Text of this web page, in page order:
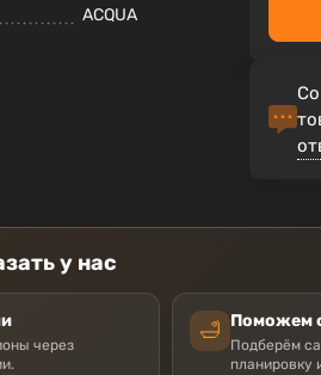
ACQUA
у нас
через
🛁 Поможем
Подберём
планировку